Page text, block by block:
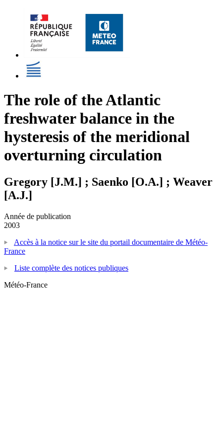
The role of the Atlantic
freshwater balance in the
hysteresis of the meridional
overturning circulation
Gregory [J.M.] ; Saenko [O.A.] ; Weaver
[A.J.]
Année de publication
2003
Accès à la notice sur le site du portail documentaire de Météo-
France
Liste complète des notices publiques
Météo-France